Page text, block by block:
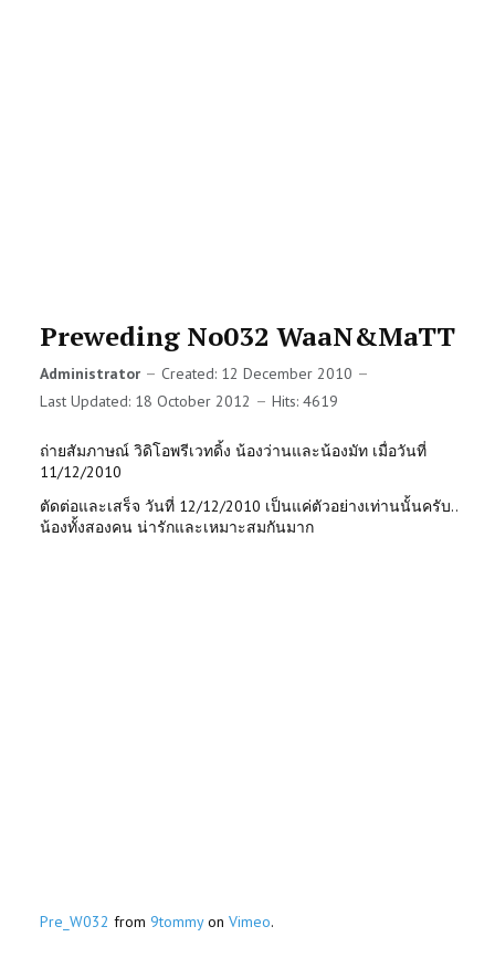
Preweding No032 WaaN&MaTT
Administrator
Created: 12 December 2010
Last Updated: 18 October 2012
Hits: 4619
ถ่ายสัมภาษณ์ วิดิโอพรีเวทดิ้ง น้องว่านและน้องมัท เมื่อวันที่
11/12/2010
ตัดต่อและเสร็จ วันที่ 12/12/2010 เป็นแค่ตัวอย่างเท่านนั้นครับ..
น้องทั้งสองคน น่ารักและเหมาะสมกันมาก
Pre_W032 from 9tommyon Vimeo.